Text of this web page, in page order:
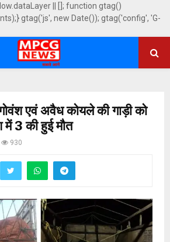
|| []; function gtag()
gtag('js', new Date()); gtag('config', 'G-
एवं अवैध कोयले की गाड़ी को
में 3 की हुई मौत
930